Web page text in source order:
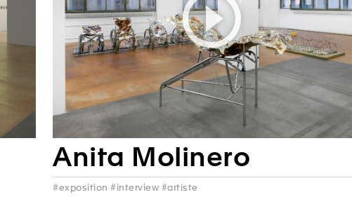
Anita Molinero
#exposition #interview #artiste